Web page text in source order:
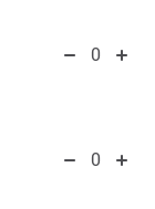
0
0